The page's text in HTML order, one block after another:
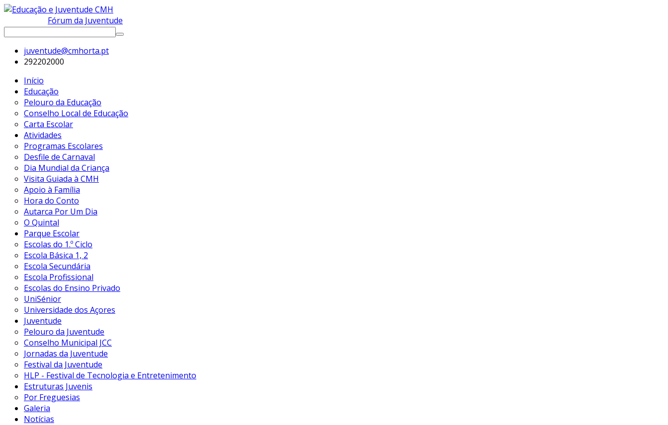
Fórum da Juventude
juventude@cmhorta.pt
292202000
Início
Educação
Pelouro da Educação
Conselho Local de Educação
Carta Escolar
Atividades
Programas Escolares
Desfile de Carnaval
Dia Mundial da Criança
Visita Guiada à CMH
Apoio à Família
Hora do Conto
Autarca Por Um Dia
O Quintal
Parque Escolar
Escolas do 1.º Ciclo
Escola Básica 1, 2
Escola Secundária
Escola Profissional
Escolas do Ensino Privado
UniSénior
Universidade dos Açores
Juventude
Pelouro da Juventude
Conselho Municipal JCC
Jornadas da Juventude
Festival da Juventude
HLP - Festival de Tecnologia e Entretenimento
Estruturas Juvenis
Por Freguesias
Galeria
Notícias